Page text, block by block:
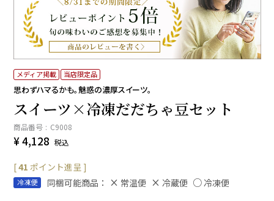
メディア掲載 当店限定品
思わずハマるかも。魅惑の濃厚スイーツ。
スイーツ×冷凍だだちゃ豆セット
商品番号 C9008
¥4,128 税込
[41 ポイント進呈 ]
冷凍便 同梱可能商品： 常温便 冷蔵便 冷凍便